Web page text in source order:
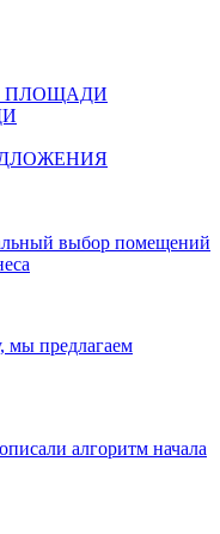
ПЛОЩАДИ
выбор помещений
мы предлагаем
алгоритм начала